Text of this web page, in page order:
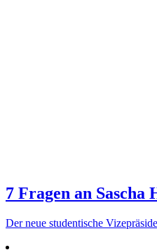
7 Fragen an Sascha
Der neue stu­den­tische